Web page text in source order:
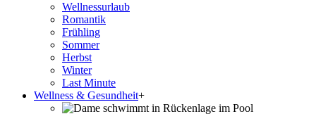
Wellnessurlaub
Romantik
Frühling
Sommer
Herbst
Winter
Last Minute
Wellness & Gesundheit+